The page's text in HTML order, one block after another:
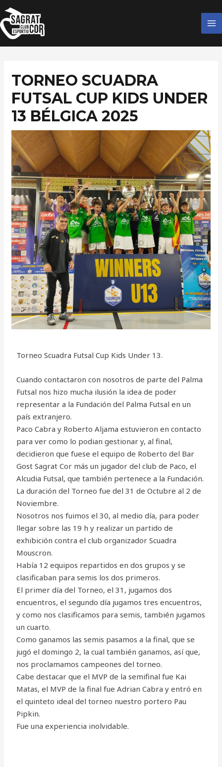
al
contenido
TORNEO SCUADRA
FUTSAL CUP KIDS UNDER
13 BÉLGICA 2025
Torneo Scuadra Futsal Cup Kids Under 13.
Cuando contactaron con nosotros de parte del Palma
Futsal nos hizo mucha ilusión la idea de poder
representar a la Fundación del Palma Futsal en un
país extranjero.
Paco Cabra y Roberto Aljama estuvieron en contacto
para ver como lo podian gestionar y, al final,
decidieron que fuese el equipo de Roberto del Bar
Gost Sagrat Cor más un jugador del club de Paco, el
Alcudia Futsal, que también pertenece a la Fundación.
La duración del Torneo fue del 31 de Octubre al 2 de
Noviembre.
Nosotros nos fuimos el 30, al medio día, para poder
llegar sobre las 19 h y realizar un partido de
exhibición contra el club organizador Scuadra
Mouscron.
Había 12 equipos repartidos en dos grupos y se
clasificaban para semis los dos primeros.
El primer día del Torneo, el 31, jugamos dos
encuentros, el segundo día jugamos tres encuentros,
y como nos clasificamos para semis, también jugamos
un cuarto.
Como ganamos las semis pasamos a la final, que se
jugó el domingo 2, la cual también ganamos, así que,
nos proclamamos campeones del torneo.
Cabe destacar que el MVP de la semifinal fue Kai
Matas, el MVP de la final fue Adrian Cabra y entró en
el quinteto ideal del torneo nuestro portero Pau
Pipkin.
Fue una experiencia inolvidable.